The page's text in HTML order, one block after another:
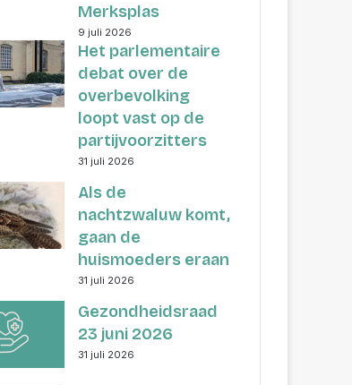
Merksplas
9 juli 2026
Het parlementaire
debat over de
overbevolking
loopt vast op de
partijvoorzitters
31 juli 2026
Als de
nachtzwaluw komt,
gaan de
huismoeders eraan
31 juli 2026
Gezondheidsraad
23 juni 2026
31 juli 2026